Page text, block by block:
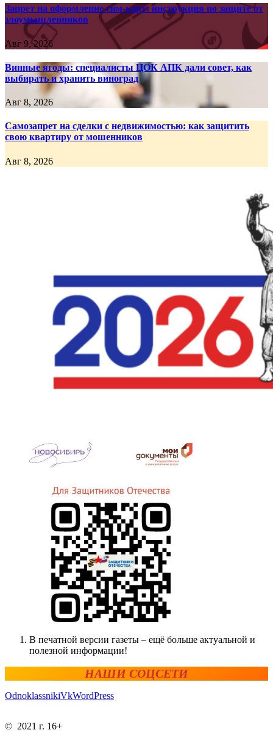
Запрет на оформление сим-карт: инструкция по защите от
злоумышленников
Авг 9, 2026
Винные ягоды: специалисты ЦОК АПК дали совет, как
выбирать и хранить виноград
Авг 8, 2026
Самозапрет на сделки с недвижимостью: как защитить
свою квартиру от мошенников
Авг 8, 2026
В печатной версии газеты – ещё больше актуальной и
полезной информации!
НАШИ СОЦСЕТИ
OdnoklassnikiVkWordPress
© 2021 г. 16+